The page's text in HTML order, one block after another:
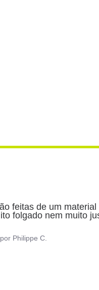
feitas de um
folgado nem muito
por Philippe C.